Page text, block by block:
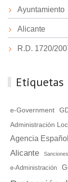
Ayuntamiento
Alicante
R.D. 1720/
Etiquetas
e-Government
Administración
Agencia
Alicante
e-Administración